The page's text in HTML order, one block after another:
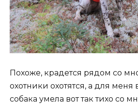
Похоже, крадется рядом со
охотники охотятся, а для меня
собака умела вот так тихо со